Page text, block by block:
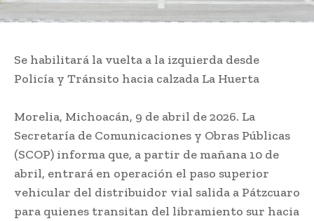
Se habilitará la vuelta a la izquierda desde
Policía y Tránsito hacia calzada La Huerta
Morelia, Michoacán, 9 de abril de 2026. La
Secretaría de Comunicaciones y Obras Públicas
(SCOP) informa que, a partir de mañana 10 de
abril, entrará en operación el paso superior
vehicular del distribuidor vial salida a Pátzcuaro
para quienes transitan del libramiento sur hacia